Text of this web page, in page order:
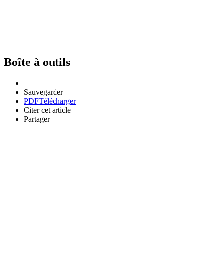
Boîte à outils
Sauvegarder
PDFTélécharger
Citer cet article
Partager